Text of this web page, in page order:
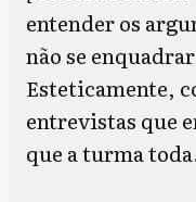
entender os
não se
Esteticamente,
entrevistas que
que a turma